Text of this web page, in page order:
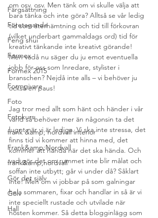
Färgsättning
Företagande
Feng shui
Formex
Formex 2015
Formgivare
Foto
Fotokurs
frank &amp; nordvall interior
Frank&amp;Nordvall
frank&amp;nordvall
Gör det själv
Golv
Hall
om osv. osv. Men tänk om vi skulle välja att
bara tänka och inte göra? Alltså se vår ledig
tid som återhämtning och tid till förkovran
(vilket underbart gammaldags ord) tid för
kreativt tänkande inte kreativt görande!
Men vadå nu säger du ju emot eventuella
jobb för oss som Inredare, stylister i
branschen? Nejdå inte alls – vi behöver ju
också en paus!
Jag tror med allt som hänt och händer i vår
värld så behöver mer än någonsin ta det
lugnt när vi är lediga. Vi ska inte stressa, det
finns tid vi kommer att hinna med, det
kommer att hända när det ska hända. Och
vad gör det om rummet inte blir målat och
soffan inte utbytt; går vi under då? Såklart
inte! Men om vi jobbar på som galningar
hela sommaren, fixar och handlar in så är vi
inte speciellt rustade och utvilade när
hösten kommer. Så detta blogginlägg som